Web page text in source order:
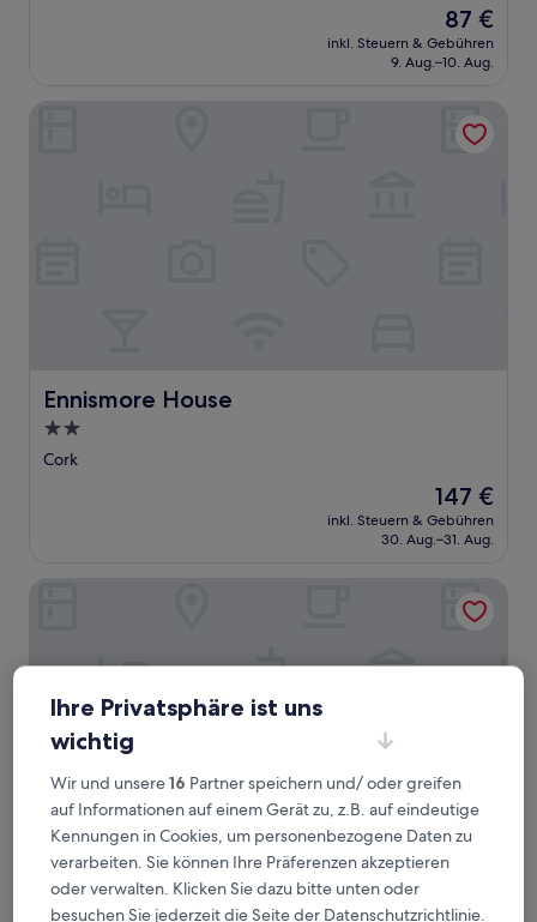
Der
Preis
beträgt
87 €
inkl. Steuern & Gebühren
9. Aug.–10. Aug.
Ennismore House
Ennismore House
2.0-
Sterne-
Cork
Der
Preis
beträgt
147 €
inkl. Steuern & Gebühren
30. Aug.–31. Aug.
Talbot Hotel Cork
Talbot Hotel Cork
4.0-
Ihre Privatsphäre ist uns
wichtig
Wir und unsere16 Partner speichern und/ oder greifen
auf Informationen auf einem Gerät zu, z.B. auf eindeutige
Kennungen in Cookies, um personenbezogene Daten zu
verarbeiten. Sie können Ihre Präferenzen akzeptieren
oder verwalten. Klicken Sie dazu bitte unten oder
besuchen Sie jederzeit die Seite der Datenschutzrichtlinie.